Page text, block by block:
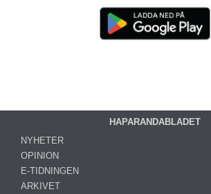
HAPARANDABLADET
NYHETER
OPINION
E-TIDNINGEN
ARKIVET